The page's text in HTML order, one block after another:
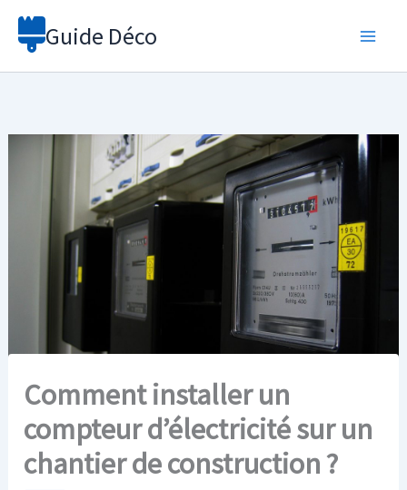
Aller
Guide Déco
Comment installer un
compteur d’électricité sur un
chantier de construction ?